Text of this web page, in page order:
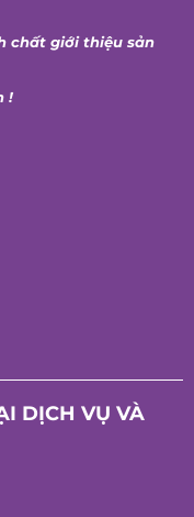
chất giới thiệu sản
!
DỊCH VỤ VÀ